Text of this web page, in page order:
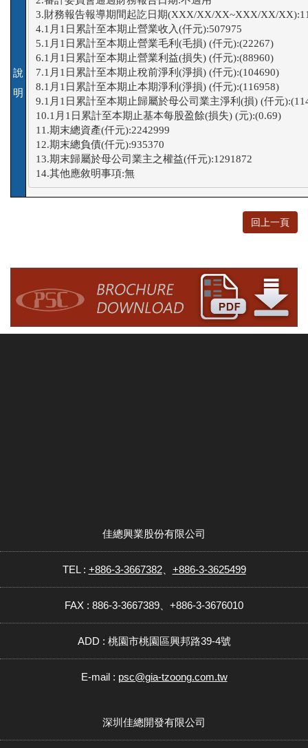
說
明
3.財務報告報導期間起訖日期(XXX/XX/XX~XXX/XX/
4.1月1日累計至本期止營業收入(仟元):507975
5.1月1日累計至本期止營業毛利(毛損) (仟元):(22267)
6.1月1日累計至本期止營業利益(損失) (仟元):(88960)
7.1月1日累計至本期止稅前淨利(淨損) (仟元):(104690)
8.1月1日累計至本期止本期淨利(淨損) (仟元):(116958)
9.1月1日累計至本期止歸屬於母公司業主淨利(損) (仟元
10.1月1日累計至本期止基本每股盈餘(損失) (元):(0.69)
11.期末總資產(仟元):2242999
12.期末總負債(仟元):935370
13.期末歸屬於母公司業主之權益(仟元):1291872
14.其他應敘明事項:無
回上一頁
佳總興業股份有限公司
TEL : +886-3-3667382、 +886-3-3625499
FAX : 886-3-3667389、+886-3-3676010
ADD : 桃園市桃園區興邦路39-4號
E-mail : psc@gia-tzoong.com.tw
深圳佳總開發有限公司